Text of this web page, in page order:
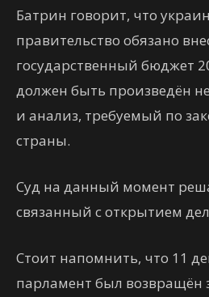
Батрин говорит, что
правительство обязано
государственный бюджет
должен быть произведён
и анализ, требуемый по
страны.
Суд на данный момент
связанный с открытием
Стоит напомнить, что 11
парламент был возвращён